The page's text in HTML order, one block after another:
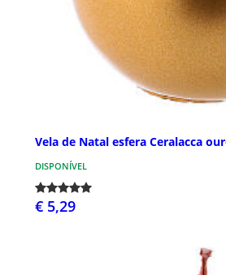
Vela de Natal esfera Ceralacca
DISPONÍVEL
€ 5,29